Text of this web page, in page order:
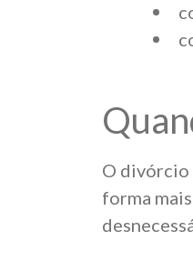
O divórcio
forma